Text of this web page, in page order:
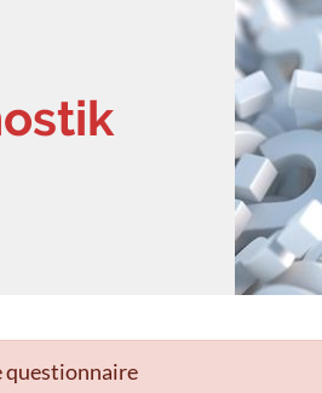
questionnaire